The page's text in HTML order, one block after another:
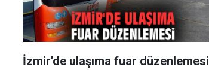
İzmir'de ulaşıma fuar düzenlemesi